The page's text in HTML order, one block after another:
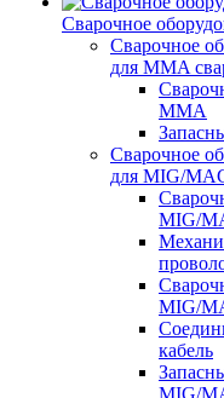
Сварочное
Сварочное
для MMA
MMA
Сварочное
для MIG/
MIG/
MIG/
кабель
MIG/